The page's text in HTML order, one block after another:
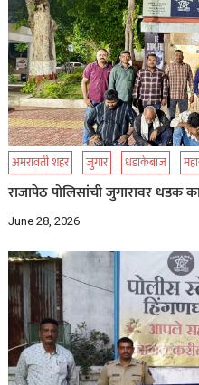
अमरावती शहर जुगार धडाकेबाज
राजापेठ पोलिसांची जुगारावर धडक
June 28, 2026